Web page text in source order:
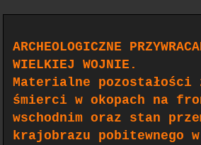
ARCHEOLOGICZNE
WIELKIEJ WOJNIE.
Materialne
śmierci w okopach na
wschodnim oraz stan
krajobrazu pobitewnego